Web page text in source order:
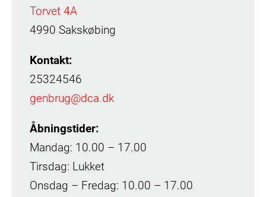
Torvet 4A
4990 Sakskøbing
Kontakt:
25324546
genbrug@dca.dk
Åbningstider:
Mandag: 10.00 – 17.00
Tirsdag: Lukket
Onsdag – Fredag: 10.00 – 17.00